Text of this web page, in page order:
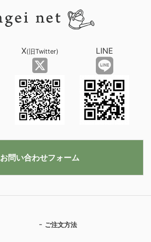
ご注文方法
X(旧Twitter) LINE
お問い合わせフォーム